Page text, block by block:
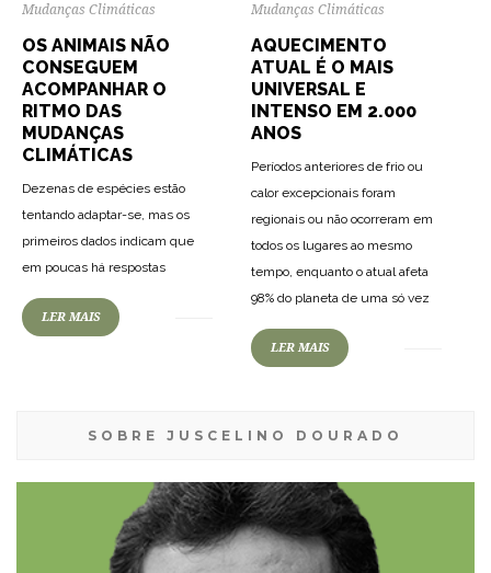
Mudanças Climáticas
OS ANIMAIS NÃO
CONSEGUEM
ACOMPANHAR O
RITMO DAS
MUDANÇAS
CLIMÁTICAS
Dezenas de espécies estão
tentando adaptar-se, mas os
primeiros dados indicam que
em poucas há respostas
LER MAIS
Mudanças Climáticas
AQUECIMENTO
ATUAL É O MAIS
UNIVERSAL E
INTENSO EM 2.000
ANOS
Períodos anteriores de frio ou
calor excepcionais foram
regionais ou não ocorreram em
todos os lugares ao mesmo
tempo, enquanto o atual afeta
98% do planeta de uma só vez
LER MAIS
SOBRE JUSCELINO DOURADO